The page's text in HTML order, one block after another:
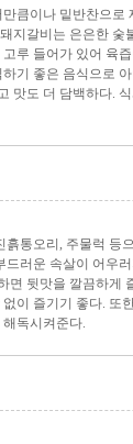
큼이나 밑반찬으로
지갈비는 은은한 숯
루 들어가 있어 육
기 좋은 음식으로
맛도 더 담백하다.
통오리, 주물럭 등
러운 속살이 어우
면 뒷맛을 깔끔하게
이 즐기기 좋다. 또
독시켜준다.